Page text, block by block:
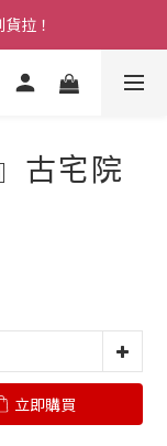
「轉」進來
拉！
「轉」進來
古宅院
立即購買